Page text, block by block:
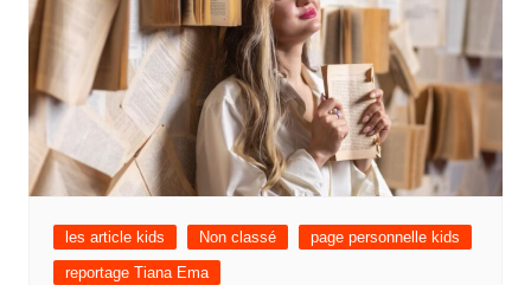
les article kids Non classé
page personnelle kids
reportage Tiana Ema